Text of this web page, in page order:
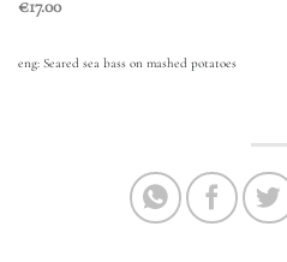
€17.00
eng: Seared sea bass on mashed potatoes